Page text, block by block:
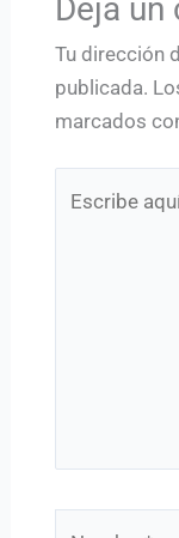
Deja
Tu dirección
publicada.
marcados